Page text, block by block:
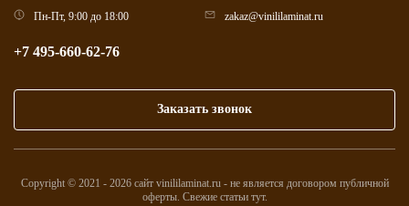
Пн-Пт, 9:00 до 18:00 zakaz@vinililaminat.ru
+7 495-660-62-76
Заказать звонок
Copyright © 2021 - 2026 сайт vinililaminat.ru - не является договором публичной
оферты. Свежие статьи тут.